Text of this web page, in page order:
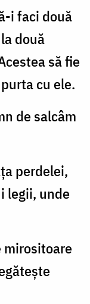
i faci două
două
să fie
cu ele.
de salcâm
perdelei,
legii, unde
mirositoare